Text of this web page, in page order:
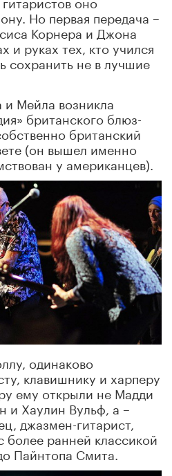
Но первая передача –
Корнера и Джона
и руках тех, кто учился
сохранить не в лучшие
Мейла возникла
британского блюз-
британский
(он вышел именно
у американцев).
одинаково
клавишнику и харперу
ему открыли не Мадди
и Хаулин Вульф, а –
джазмен-гитарист,
ранней классикой
Пайнтопа Смита.